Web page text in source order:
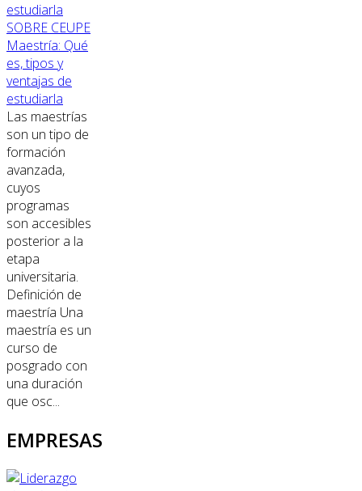
SOBRE CEUPE
Maestría: Qué
es, tipos y
ventajas de
estudiarla
Las maestrías
son un tipo de
formación
avanzada,
cuyos
programas
son accesibles
posterior a la
etapa
universitaria.
Definición de
maestría Una
maestría es un
curso de
posgrado con
una duración
que osc...
EMPRESAS